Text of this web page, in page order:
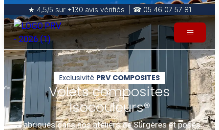
★ 4,5/5 sur +130 avis vérifiés | ☎ 05 46 07 57 81
Exclusivité PRV COMPOSITES
Volets composites
Isocouleurs®
Fabriqués dans nos ateliers de Surgères et posés